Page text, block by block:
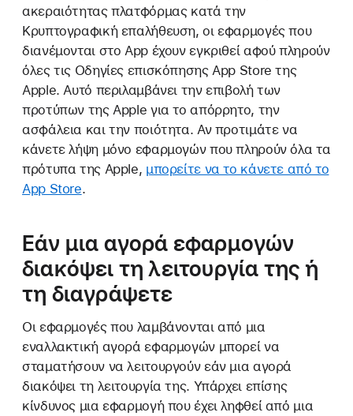
ακεραιότητας πλατφόρμας κατά την
Κρυπτογραφική επαλήθευση, οι εφαρμογές που
διανέμονται στο App έχουν εγκριθεί αφού πληρούν
όλες τις Οδηγίες επισκόπησης App Store της
Apple. Αυτό περιλαμβάνει την επιβολή των
προτύπων της Apple για το απόρρητο, την
ασφάλεια και την ποιότητα. Αν προτιμάτε να
κάνετε λήψη μόνο εφαρμογών που πληρούν όλα τα
πρότυπα της Apple, μπορείτε να το κάνετε από το
App Store.
Εάν μια αγορά εφαρμογών
διακόψει τη λειτουργία της ή
τη διαγράψετε
Οι εφαρμογές που λαμβάνονται από μια
εναλλακτική αγορά εφαρμογών μπορεί να
σταματήσουν να λειτουργούν εάν μια αγορά
διακόψει τη λειτουργία της. Υπάρχει επίσης
κίνδυνος μια εφαρμογή που έχει ληφθεί από μια